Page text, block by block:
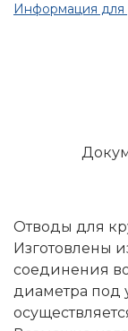
Информация для
Отводы для
Изготовлены
соединения
диаметра под